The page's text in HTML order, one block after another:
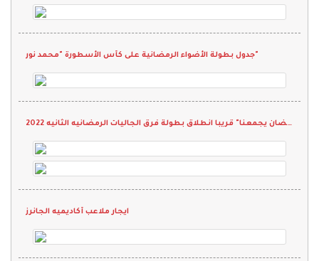
جدول بطولة الأضواء الرمضانية على كأس الأسطورة "محمد نور"
بشعار " رمضان يجمعنا" قريبا انطلاق بطولة فرق الجاليات الرمضانيه الثانيه 2022
ايجار ملاعب أكاديميه الجانرز